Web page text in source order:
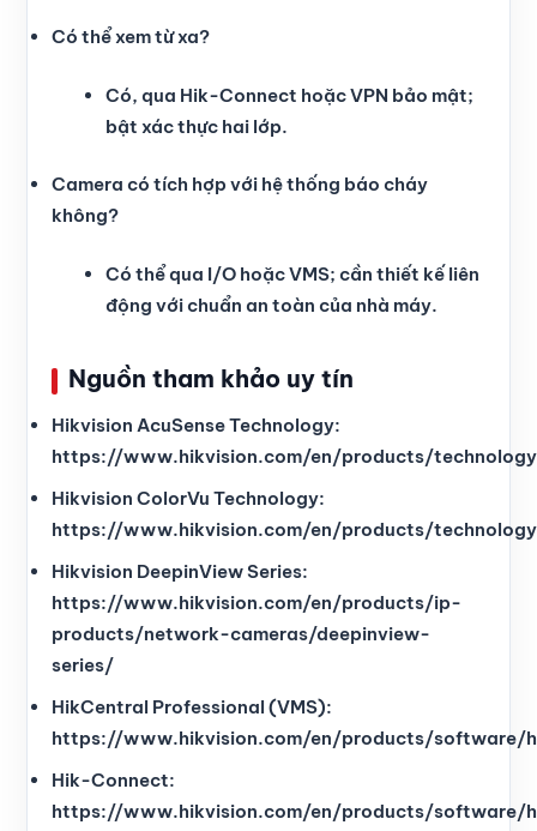
Có thể xem từ xa?
Có, qua Hik-Connect hoặc VPN bảo mật;
bật xác thực hai lớp.
Camera có tích hợp với hệ thống báo cháy
không?
Có thể qua I/O hoặc VMS; cần thiết kế liên
động với chuẩn an toàn của nhà máy.
Nguồn tham khảo uy tín
Hikvision AcuSense Technology:
https://www.hikvision.com/en/products/
Hikvision ColorVu Technology:
https://www.hikvision.com/en/products/
Hikvision DeepinView Series:
https://www.hikvision.com/en/products/ip-
products/network-cameras/deepinview-
series/
HikCentral Professional (VMS):
https://www.hikvision.com/en/products/software/
Hik-Connect:
https://www.hikvision.com/en/products/software/